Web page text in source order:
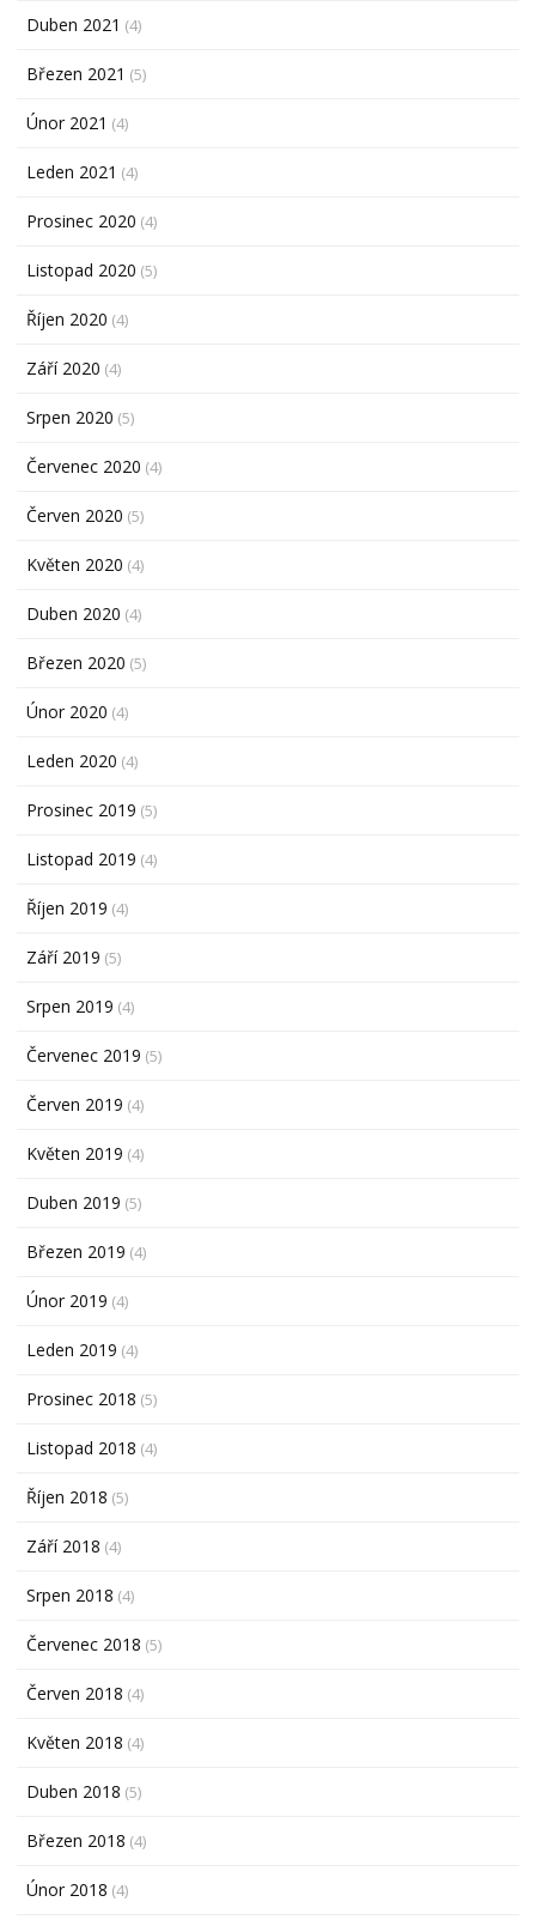
Duben 2021 (4)
Březen 2021 (5)
Únor 2021 (4)
Leden 2021 (4)
Prosinec 2020 (4)
Listopad 2020 (5)
Říjen 2020 (4)
Září 2020 (4)
Srpen 2020 (5)
Červenec 2020 (4)
Červen 2020 (5)
Květen 2020 (4)
Duben 2020 (4)
Březen 2020 (5)
Únor 2020 (4)
Leden 2020 (4)
Prosinec 2019 (5)
Listopad 2019 (4)
Říjen 2019 (4)
Září 2019 (5)
Srpen 2019 (4)
Červenec 2019 (5)
Červen 2019 (4)
Květen 2019 (4)
Duben 2019 (5)
Březen 2019 (4)
Únor 2019 (4)
Leden 2019 (4)
Prosinec 2018 (5)
Listopad 2018 (4)
Říjen 2018 (5)
Září 2018 (4)
Srpen 2018 (4)
Červenec 2018 (5)
Červen 2018 (4)
Květen 2018 (4)
Duben 2018 (5)
Březen 2018 (4)
Únor 2018 (4)